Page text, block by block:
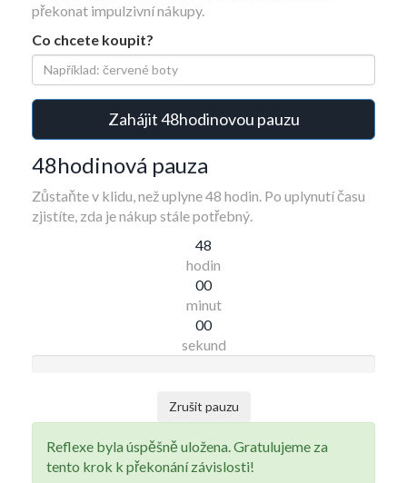
překonat impulzivní nákupy.
Co chcete koupit?
Zahájit 48hodinovou pauzu
48hodinová pauza
Zůstaňte v klidu, než uplyne 48 hodin. Po uplynutí času
zjistíte, zda je nákup stále potřebný.
48
hodin
00
minut
00
sekund
Zrušit pauzu
Reflexe byla úspěšně uložena. Gratulujeme za
tento krok k překonání závislosti!